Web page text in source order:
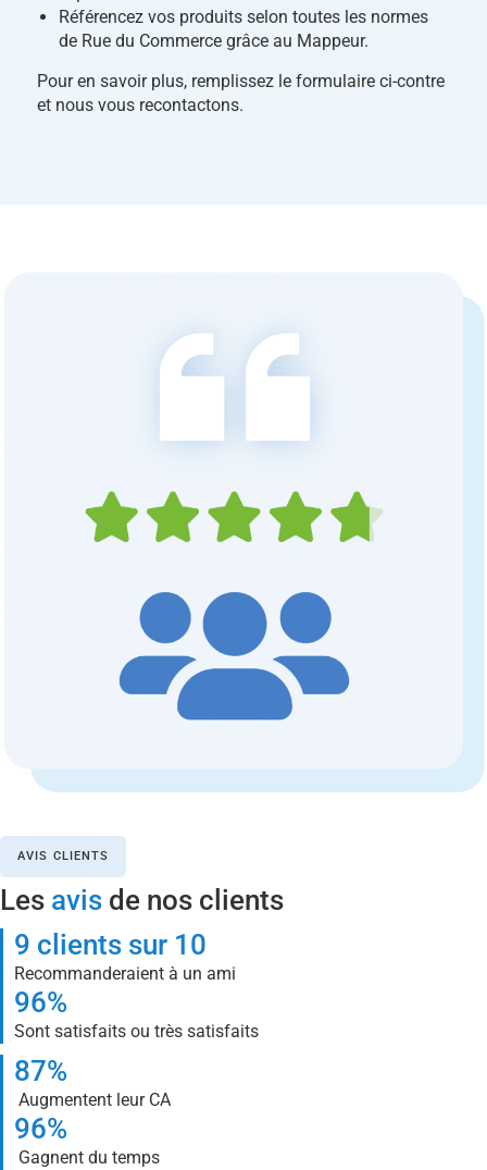
Référencez vos produits selon toutes les normes
de Rue du Commerce grâce au Mappeur.
Pour en savoir plus, remplissez le formulaire ci-contre
et nous vous recontactons.
AVIS CLIENTS
Les avis de nos clients
9 clients sur 10
Recommanderaient à un ami
96%
Sont satisfaits ou très satisfaits
87%
Augmentent leur CA
96%
Gagnent du temps